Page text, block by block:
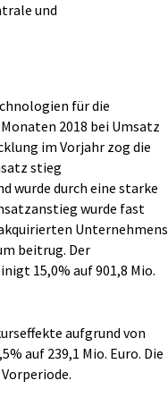
und
für die
2018 bei Umsatz
im Vorjahr zog die
stieg
wurde durch eine starke
wurde fast
Unternehmens
beitrug. Der
15,0% auf 901,8 Mio.
aufgrund von
auf 239,1 Mio. Euro. Die